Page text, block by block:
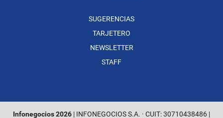
SUGERENCIAS
TARJETERO
NEWSLETTER
STAFF
Infonegocios 2026 | INFONEGOCIOS S.A. · CUIT: 30710438486 |